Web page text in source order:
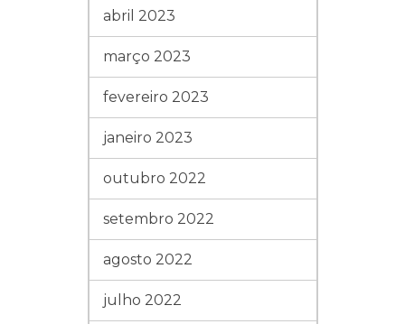
abril 2023
março 2023
fevereiro 2023
janeiro 2023
outubro 2022
setembro 2022
agosto 2022
julho 2022